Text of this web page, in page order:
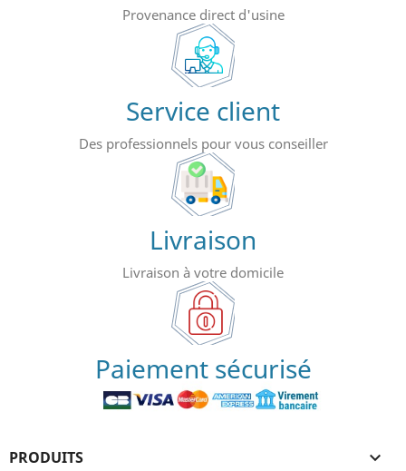
Provenance direct d'usine
Service client
Des professionnels pour vous conseiller
Livraison
Livraison à votre domicile
Paiement sécurisé
PRODUITS 